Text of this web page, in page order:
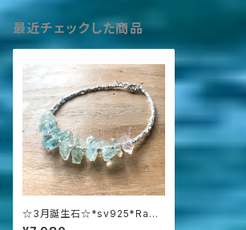
最近チェックした商品
☆3月誕生石☆*sv925*Raw
Aquamarine アクアマリン原石